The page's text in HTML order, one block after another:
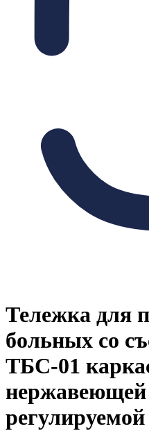
Тележка для
больных со
ТБС-01
нержавеющей